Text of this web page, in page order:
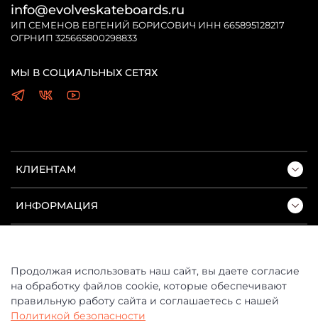
КЛИЕНТАМ
ИНФОРМАЦИЯ
info@evolveskateboards.ru
ИП СЕМЕНОВ ЕВГЕНИЙ БОРИСОВИЧ ИНН 665895128217
ОГРНИП 325665800298833
МЫ В СОЦИАЛЬНЫХ СЕТЯХ
Продолжая использовать наш сайт, вы даете согласие
на обработку файлов cookie, которые обеспечивают
правильную работу сайта и соглашаетесь с нашей
Политикой безопасности